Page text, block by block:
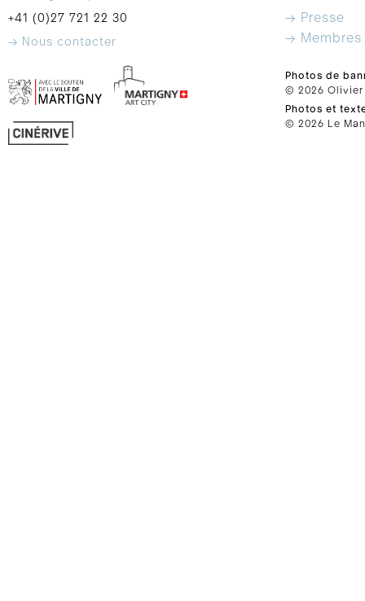
+41 (0)27 721 22 30
→ Nous contacter
→ Presse
→ Membres
Photos de
© 2026 Olivier
Photos et
© 2026 Le